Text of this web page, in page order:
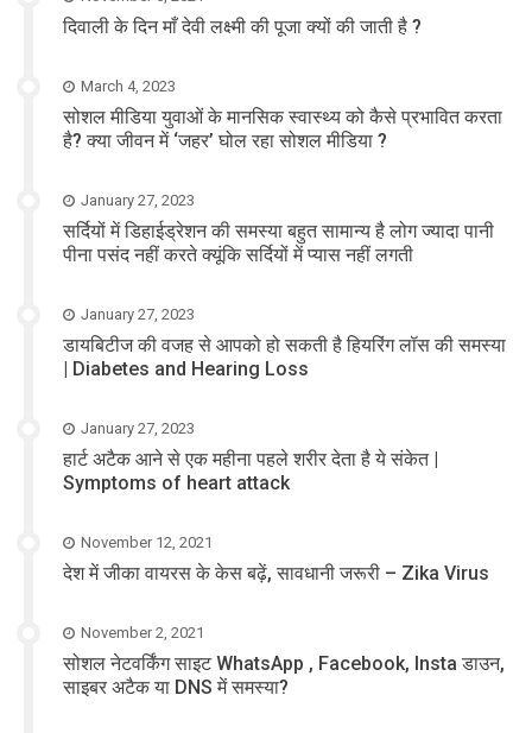
दिवाली के दिन माँ देवी लक्ष्मी की पूजा क्यों की जाती है ?
March 4, 2023
सोशल मीडिया युवाओं के मानसिक स्वास्थ्य को कैसे प्रभावित करता
है? क्या जीवन में ‘जहर’ घोल रहा सोशल मीडिया ?
January 27, 2023
सर्दियों में डिहाईड्रेशन की समस्या बहुत सामान्य है लोग ज्यादा पानी
पीना पसंद नहीं करते क्यूंकि सर्दियों में प्यास नहीं लगती
January 27, 2023
डायबिटीज की वजह से आपको हो सकती है हियरिंग लॉस की समस्या
| Diabetes and Hearing Loss
January 27, 2023
हार्ट अटैक आने से एक महीना पहले शरीर देता है ये संकेत |
Symptoms of heart attack
November 12, 2021
देश में जीका वायरस के केस बढ़ें, सावधानी जरूरी – Zika Virus
November 2, 2021
सोशल नेटवर्किंग साइट WhatsApp , Facebook, Insta डाउन,
साइबर अटैक या DNS में समस्या?